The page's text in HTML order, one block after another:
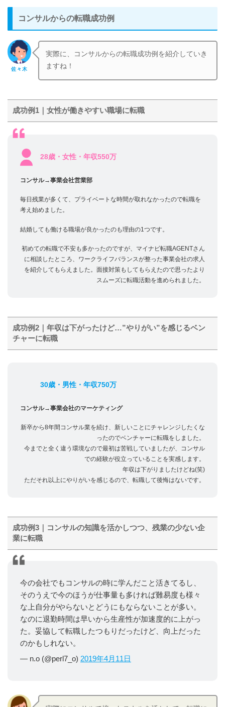
コンサルからの転職成功例
佐々木
実際に、コンサルからの転職成功例を紹介していき
ますね！
成功例1｜女性が働きやすい職場に転職
28歳・女性・年収550万
コンサル→事業会社営業部
毎日残業が多くて、プライベートな時間が取れなかったので転職を
考え始めました。
結婚しても働ける職場が良かったのも理由の1つです。
初めての転職で不安も多かったのですが、マイナビ転職AGENTさん
に相談したところ、ワークライフバランスが整った事業会社の求人
を紹介してもらえました。面接対策もしてもらえたので思ったより
スムーズに転職活動を進められました。
成功例2｜年収は下がったけど…”やりがい”を感じるベン
チャーに転職
30歳・男性・年収750万
コンサル→事業会社のマーケティング
新卒から8年間コンサル業を続け、新しいことにチャレンジしたくな
ったのでベンチャーに転職をしました。
今までと全く違う環境なので最初は苦戦していましたが、コンサル
での経験が役立っていることを実感します。
年収は下がりましたけどね(笑)
ただそれ以上にやりがいを感じるので、転職して後悔はないです。
成功例3｜コンサルの知識を活かしつつ、残業の少ない企
業に転職
今の会社でもコンサルの時に学んだこと活きてるし、
そのうえで今のほうが仕事量も多ければ難易度も様々
な上自分がやらないとどうにもならないことが多い。
なのに退勤時間は早いから生産性が加速度的に上がっ
た。妥協して転職したつもりだったけど、向上だった
のかもしれない。
— n.o (@perl7_o) 2019年4月11日